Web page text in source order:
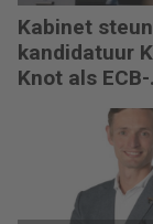
Kabinet
kandidatuur
Knot als ECB-